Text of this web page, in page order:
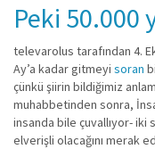
Peki 50.000
televarolus tarafından 4.
Ay’a kadar gitmeyi soran
çünkü şiirin bildiğimiz
muhabbetinden sonra,
insanda bile çuvallıyor- iki
elverişli olacağını merak